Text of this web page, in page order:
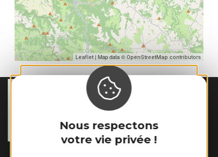
Nous respectons
votre vie privée !
Leaflet | Map data © OpenStreetMap contributors
MAIRIE DE
54 rue des Écoles
12320 Sénergues
Tél. :05 65 69 85 72